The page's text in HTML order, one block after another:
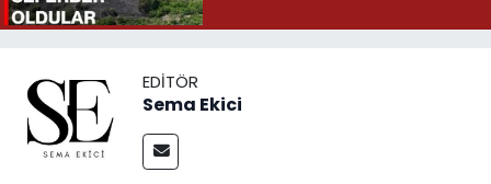
EDITÖR
Sema Ekici